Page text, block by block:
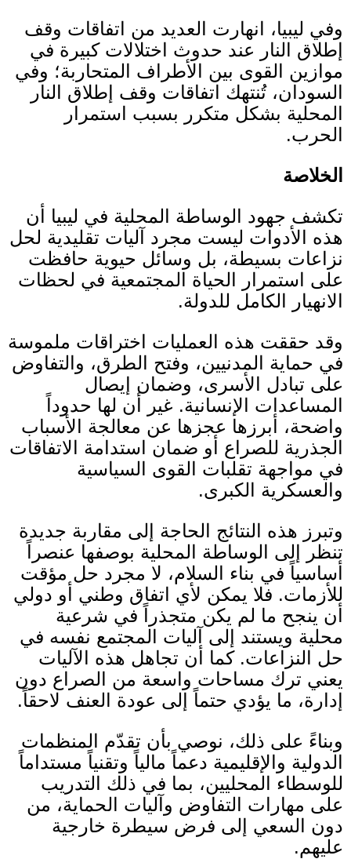
وفي ليبيا، انهارت العديد من اتفاقات وقف
إطلاق النار عند حدوث اختلالات كبيرة في
موازين القوى بين الأطراف المتحاربة؛ وفي
السودان، تُنتهك اتفاقات وقف إطلاق النار
المحلية بشكل متكرر بسبب استمرار
الحرب.
الخلاصة
تكشف جهود الوساطة المحلية في ليبيا أن
هذه الأدوات ليست مجرد آليات تقليدية لحل
نزاعات بسيطة، بل وسائل حيوية حافظت
على استمرار الحياة المجتمعية في لحظات
الانهيار الكامل للدولة.
وقد حققت هذه العمليات اختراقات ملموسة
في حماية المدنيين، وفتح الطرق، والتفاوض
على تبادل الأسرى، وضمان إيصال
المساعدات الإنسانية. غير أن لها حدوداً
واضحة، أبرزها عجزها عن معالجة الأسباب
الجذرية للصراع أو ضمان استدامة الاتفاقات
في مواجهة تقلبات القوى السياسية
والعسكرية الكبرى.
وتبرز هذه النتائج الحاجة إلى مقاربة جديدة
تنظر إلى الوساطة المحلية بوصفها عنصراً
أساسياً في بناء السلام، لا مجرد حل مؤقت
للأزمات. فلا يمكن لأي اتفاق وطني أو دولي
أن ينجح ما لم يكن متجذراً في شرعية
محلية ويستند إلى آليات المجتمع نفسه في
حل النزاعات.كما أن تجاهل هذه الآليات
يعني ترك مساحات واسعة من الصراع دون
إدارة، ما يؤدي حتماً إلى عودة العنف لاحقاً.
وبناءً على ذلك، نوصي بأن تقدّم المنظمات
الدولية والإقليمية دعماً مالياً وتقنياً مستداماً
للوسطاء المحليين، بما في ذلك التدريب
على مهارات التفاوض وآليات الحماية، من
دون السعي إلى فرض سيطرة خارجية
عليهم.